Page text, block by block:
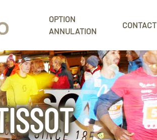
OPTION
ANNULATION
CONTACT